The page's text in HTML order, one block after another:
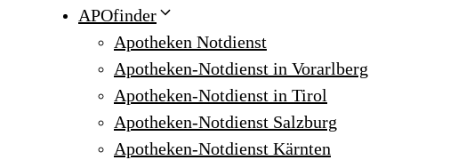
APOfinder
Apotheken Notdienst
Apotheken-Notdienst in Vorarlberg
Apotheken-Notdienst in Tirol
Apotheken-Notdienst Salzburg
Apotheken-Notdienst Kärnten